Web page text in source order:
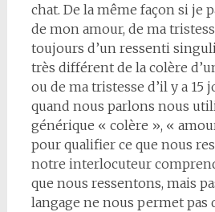
chat. De la même façon si je
de mon amour, de ma
toujours d’un ressenti
très différent de la colère
ou de ma tristesse d’il y a 15
quand nous parlons nous
générique « colère », «
pour qualifier ce que nous
notre interlocuteur
que nous ressentons, mais
langage ne nous permet pas